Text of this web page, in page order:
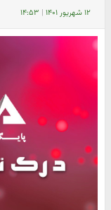
۱۲ شهریور ۱۴۰۱ | ۱۴:۵۳